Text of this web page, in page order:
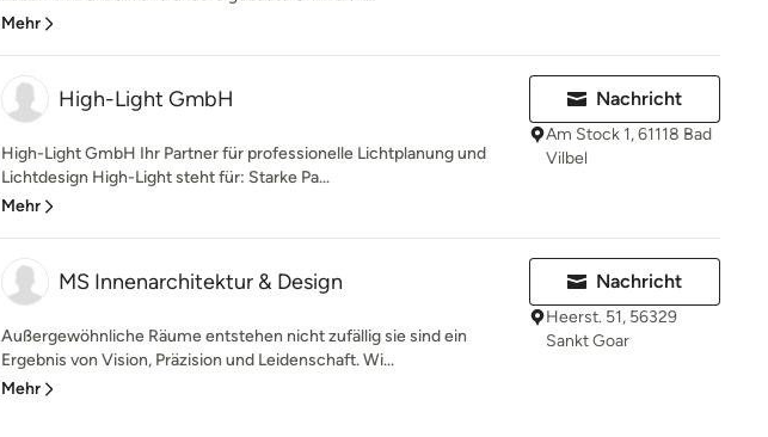
Mehr
High-Light GmbH
High-Light GmbH Ihr Partner für professionelle Lichtplanung und
Lichtdesign High-Light steht für: Starke Pa...
Mehr
Nachricht
Am Stock 1, 61118 Bad
Vilbel
MS Innenarchitektur & Design
Außergewöhnliche Räume entstehen nicht zufällig sie sind ein
Ergebnis von Vision, Präzision und Leidenschaft. Wi...
Mehr
Nachricht
Heerst. 51, 56329
Sankt Goar